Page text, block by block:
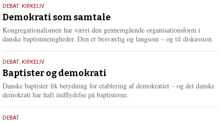
18.
maj
2026
DEBAT, KIRKELIV
Demokrati som samtale
Kongregationalismen har været den gennemgående organisationsform i
danske baptistmenigheder. Den er besværlig og langsom – og til diskussion.
18.
maj
2026
DEBAT, KIRKELIV
Baptister og demokrati
Danske baptister fik betydning for etablering af demokratiet – og det danske
demokrati har haft indflydelse på baptisterne.
18.
DEBAT